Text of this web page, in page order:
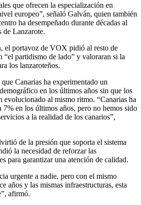
que ofrecen la especialización en
europeo”, señaló Galván, quien también
ha desempeñado durante décadas al
de Lanzarote.
el portavoz de VOX pidió al resto de
“el partidismo de lado” y valoraran si la
los lanzaroteños.
Canarias ha experimentado un
en los últimos años sin que los
evolucionado al mismo ritmo. “Canarias ha
7% en los últimos años, pero no hemos sido
a la realidad de los canarios”,
de la presión que soporta el sistema
la necesidad de reforzar las
para garantizar una atención de calidad.
urgente a nadie, pero con el mismo
años y las mismas infraestructuras, esta
afirmó.